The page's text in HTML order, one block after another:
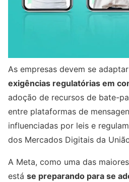
As empresas devem se
exigências regulatórias em
adoção de recursos de bate-
entre plataformas de
influenciadas por leis e
dos Mercados Digitais da
A Meta, como uma das
está se preparando para se